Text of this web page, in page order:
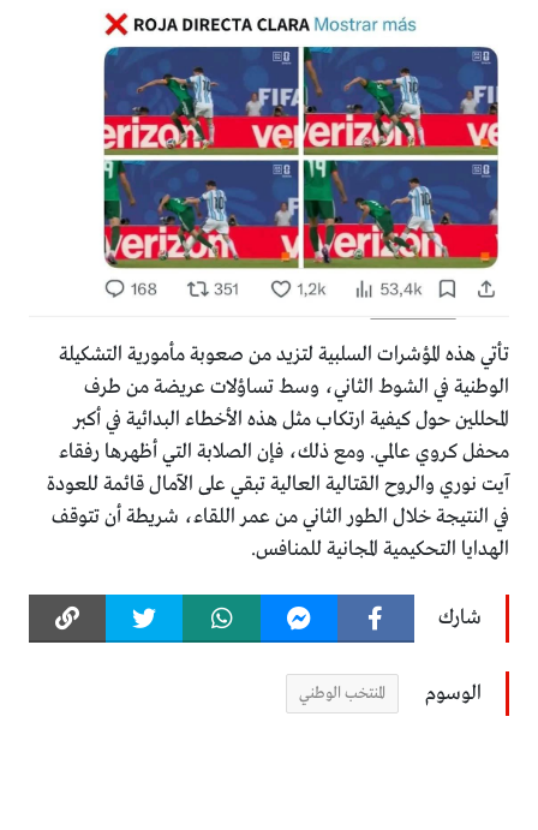
​تأتي هذه المؤشرات السلبية لتزيد من صعوبة مأمورية التشكيلة
الوطنية في الشوط الثاني، وسط تساؤلات عريضة من طرف
المحللين حول كيفية ارتكاب مثل هذه الأخطاء البدائية في أكبر
محفل كروي عالمي. ومع ذلك، فإن الصلابة التي أظهرها رفقاء
آيت نوري والروح القتالية العالية تبقي على الآمال قائمة للعودة
في النتيجة خلال الطور الثاني من عمر اللقاء، شريطة أن تتوقف
الهدايا التحكيمية المجانية للمنافس.
شارك
الوسوم المنتخب الوطني